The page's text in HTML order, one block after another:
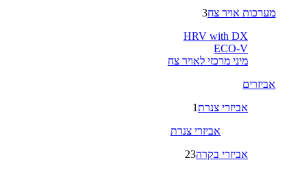
מערכות אויר צח3
HRV with DX
ECO-V
מיני מרכזי לאויר צח
אביזרים
אביזרי צנרת1
אביזרי צנרת
אביזרי בקרה23